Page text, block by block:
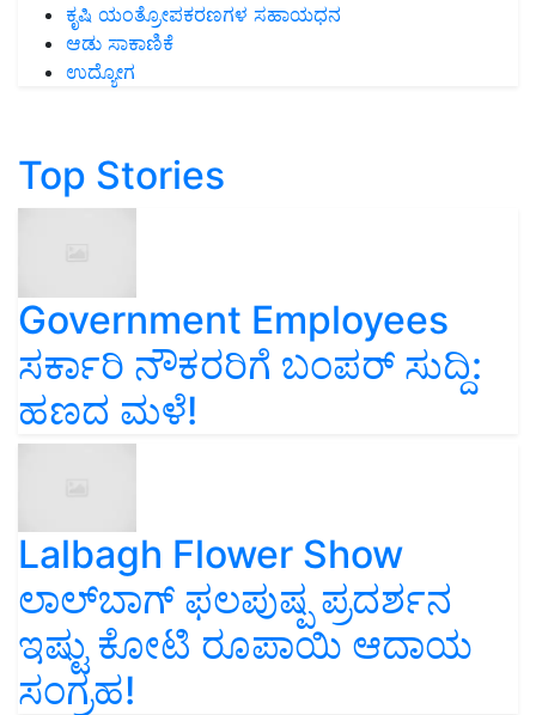
ಕೃಷಿ ಯಂತ್ರೋಪಕರಣಗಳ ಸಹಾಯಧನ
ಆಡು ಸಾಕಾಣಿಕೆ
ಉದ್ಯೋಗ
Top Stories
Government Employees
ಸರ್ಕಾರಿ ನೌಕರರಿಗೆ ಬಂಪರ್‌ ಸುದ್ದಿ:
ಹಣದ ಮಳೆ!
Lalbagh Flower Show
ಲಾಲ್‌ಬಾಗ್ ಫಲಪುಷ್ಪ ಪ್ರದರ್ಶನ
ಇಷ್ಟು ಕೋಟಿ ರೂಪಾಯಿ ಆದಾಯ
ಸಂಗ್ರಹ!